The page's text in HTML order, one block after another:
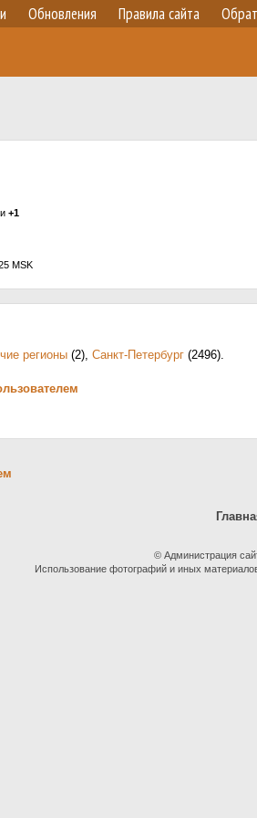
Обновления Правила сайта
+1
MSK
регионы (2), Санкт-Петербург (2496).
© Администрация
Использование фотографий и иных